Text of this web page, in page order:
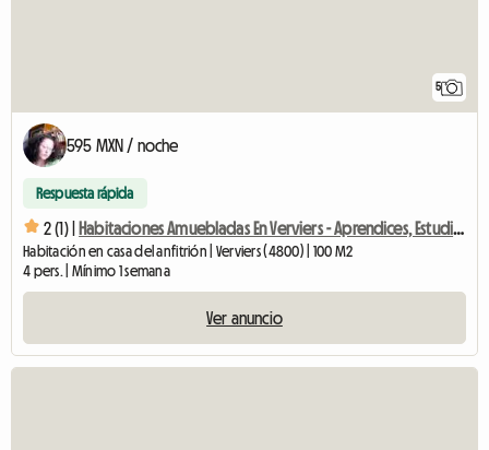
5
595 MXN / noche
Respuesta rápida
2 (1) | Habitaciones Amuebladas En Verviers - Aprendices, Estudiantes
Habitación en casa del anfitrión | Verviers (4800) | 100 M2
4 pers. | Mínimo 1 semana
Ver anuncio